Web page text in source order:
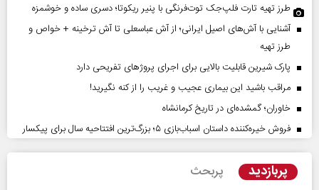
طرز تهیه تارت فلپ‌جک توت‌فرنگی با پنیر ریکوتا؛ دسری ساده و خوشمزه
آشنایی با آش‌های اصیل ایرانی؛ از آش عباسعلی تا آش ترخینه + خواص و
طرز تهیه
پارک شیرین قابلیت‌ بالایی برای اجرای پروژهای تفریحی دارد
مراقب باشید این بیماری عجیب و غریب را از کنه نگیرید!
خاوران؛ گمشده‌ای در تاریخ کرمانشاه
فروش خیره‌کننده داستان اسباب‌بازی ۵؛ بزرگ‌ترین افتتاحیه سال برای پیکسار
پربازدید پربحث